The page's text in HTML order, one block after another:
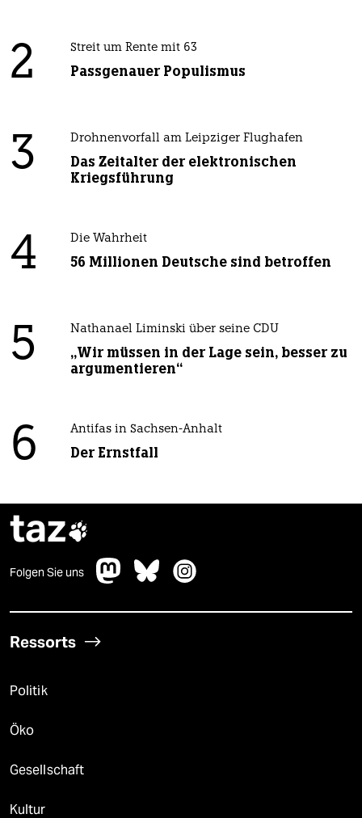
2 Streit um Rente mit 63
Passgenauer Populismus
3 Drohnenvorfall am Leipziger Flughafen
Das Zeitalter der elektronischen
Kriegsführung
4 Die Wahrheit
56 Millionen Deutsche sind betroffen
5 Nathanael Liminski über seine CDU
„Wir müssen in der Lage sein, besser zu
argumentieren“
6 Antifas in Sachsen-Anhalt
Der Ernstfall
taz
Folgen Sie uns
Ressorts
Politik
Öko
Gesellschaft
Kultur